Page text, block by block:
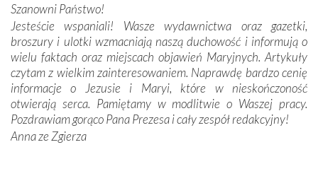
budowniczych.
Podążyliśmy też śladami fatimskich wizjonerów – Łucji
dos Santos oraz świętych Hiacynty i Franciszka Marto.
Modliliśmy się przy ich grobach. Odprawiliśmy Drogę
Krzyżową w ich rodzinnych stronach, odwiedziliśmy
domy, w których żyli.
W miejscu objawień Matki Bożej zapaliliśmy świece
Szanowni Państwo!
Jesteście wspaniali! Wasze wydawnictwa oraz gazetki,
broszury i ulotki wzmacniają naszą duchowość i informują o
wielu faktach oraz miejscach objawień Maryjnych. Artykuły
czytam z wielkim zainteresowaniem. Naprawdę bardzo cenię
informacje o Jezusie i Maryi, które w nieskończoność
otwierają serca. Pamiętamy w modlitwie o Waszej pracy.
Pozdrawiam gorąco Pana Prezesa i cały zespół redakcyjny!
Anna ze Zgierza